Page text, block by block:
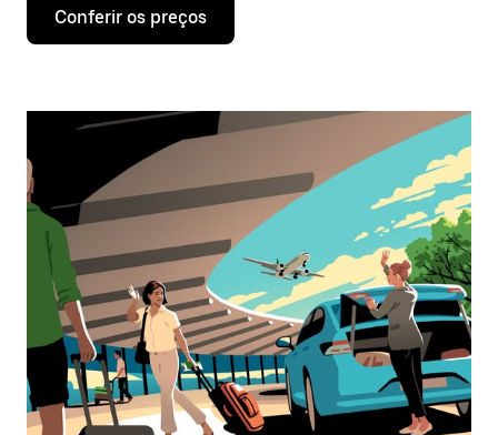
Pressione
seta
interagir
o
calendário
e
selecionar
uma
data.
Pressione
tecla
“ESC”
fechar
o
calendário.
Conferir os preços